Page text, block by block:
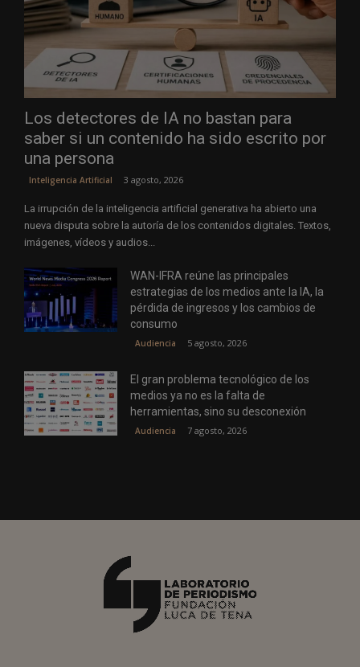
Los detectores de IA no bastan para
saber si un contenido ha sido escrito por
una persona
Inteligencia Artificial 3 agosto, 2026
La irrupción de la inteligencia artificial generativa ha abierto una
nueva disputa sobre la autoría de los contenidos digitales. Textos,
imágenes, vídeos y audios...
WAN-IFRA reúne las principales
estrategias de los medios ante la IA, la
pérdida de ingresos y los cambios de
consumo
Audiencia 5 agosto, 2026
El gran problema tecnológico de los
medios ya no es la falta de
herramientas, sino su desconexión
Audiencia 7 agosto, 2026